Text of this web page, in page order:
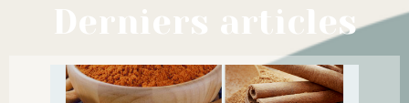
Derniers articles
Le CDS : un allié oxygénant pour